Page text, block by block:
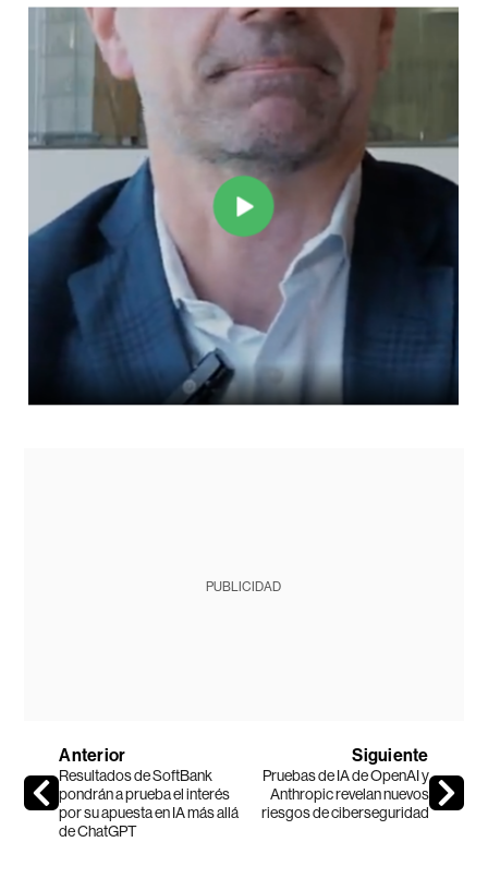
PUBLICIDAD
Anterior
Resultados de SoftBank
pondrán a prueba el interés
por su apuesta en IA más allá
de ChatGPT
Siguiente
Pruebas de IA de OpenAI y
Anthropic revelan nuevos
riesgos de ciberseguridad